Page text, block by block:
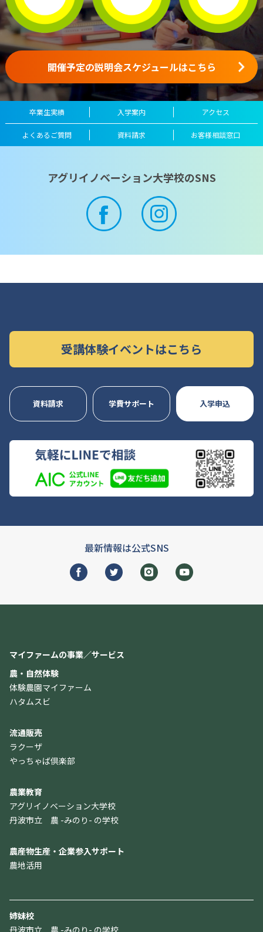
開催予定の説明会スケジュールはこちら
卒業生実績 入学案内 アクセス
よくあるご質問 資料請求 お客様相談窓口
アグリイノベーション大学校のSNS
受講体験イベントはこちら
資料請求 学費サポート 入学申込
最新情報は公式SNS
マイファームの事業／サービス
農・自然体験
体験農園マイファーム
ハタムスビ
流通販売
ラクーザ
やっちゃば倶楽部
農業教育
アグリイノベーション大学校
丹波市立 農 -みのり- の学校
農産物生産・企業参入サポート
農地活用
姉妹校
丹波市立 農 -みのり- の学校